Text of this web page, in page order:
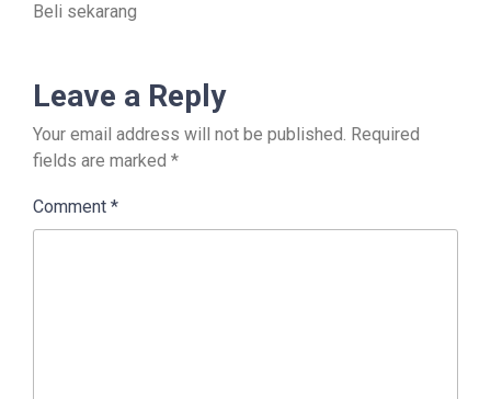
Beli sekarang
Leave a Reply
Your email address will not be published. Required
fields are marked *
Comment *